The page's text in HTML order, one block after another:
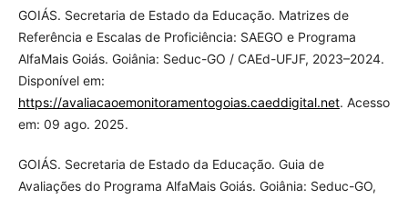
GOIÁS. Secretaria de Estado da Educação. Matrizes de
Referência e Escalas de Proficiência: SAEGO e Programa
AlfaMais Goiás. Goiânia: Seduc-GO / CAEd-UFJF, 2023–2024.
Disponível em:
https://avaliacaoemonitoramentogoias.caeddigital.net. Acesso
em: 09 ago. 2025.
GOIÁS. Secretaria de Estado da Educação. Guia de
Avaliações do Programa AlfaMais Goiás. Goiânia: Seduc-GO,